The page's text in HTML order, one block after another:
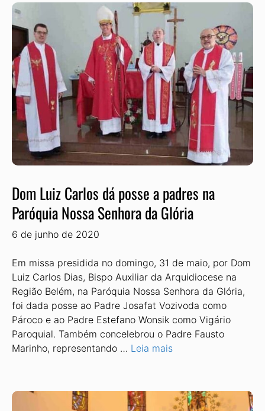
Dom Luiz Carlos dá posse a padres na
Paróquia Nossa Senhora da Glória
6 de junho de 2020
Em missa presidida no domingo, 31 de maio, por Dom
Luiz Carlos Dias, Bispo Auxiliar da Arquidiocese na
Região Belém, na Paróquia Nossa Senhora da Glória,
foi dada posse ao Padre Josafat Vozivoda como
Pároco e ao Padre Estefano Wonsik como Vigário
Paroquial. Também concelebrou o Padre Fausto
Marinho, representando … Leia mais